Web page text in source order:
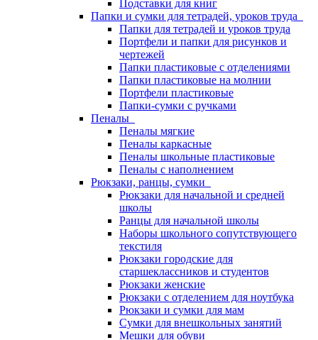
Подставки для книг
Папки и сумки для тетрадей, уроков труда
Папки для тетрадей и уроков труда
Портфели и папки для рисунков и
чертежей
Папки пластиковые с отделениями
Папки пластиковые на молнии
Портфели пластиковые
Папки-сумки с ручками
Пеналы
Пеналы мягкие
Пеналы каркасные
Пеналы школьные пластиковые
Пеналы с наполнением
Рюкзаки, ранцы, сумки
Рюкзаки для начальной и средней
школы
Ранцы для начальной школы
Наборы школьного сопутствующего
текстиля
Рюкзаки городские для
старшеклассников и студентов
Рюкзаки женские
Рюкзаки с отделением для ноутбука
Рюкзаки и сумки для мам
Сумки для внешкольных занятий
Мешки для обуви